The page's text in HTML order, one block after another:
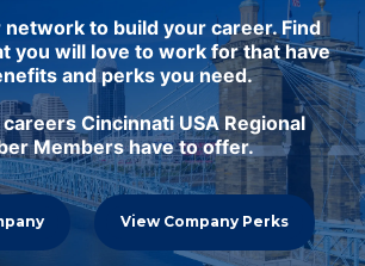
network to build your career. Find
you will love to work for that have
and perks you need.
Cincinnati USA Regional
Members have to offer.
View Company Perks